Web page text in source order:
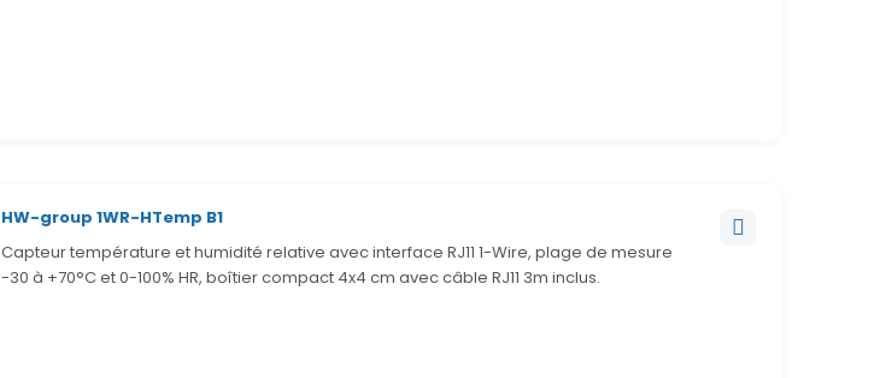
HW-group 1WR-HTemp B1
Capteur température et humidité relative avec interface RJ11 1-Wire, plage de mesure
-30 à +70°C et 0-100% HR, boîtier compact 4x4 cm avec câble RJ11 3m inclus.